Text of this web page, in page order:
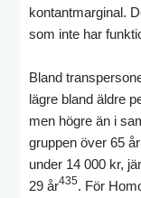
kontantmarginal.
som inte har
Bland
lägre bland äldre
men högre än i
gruppen över 65
under 14 000 kr,
29 år435. För